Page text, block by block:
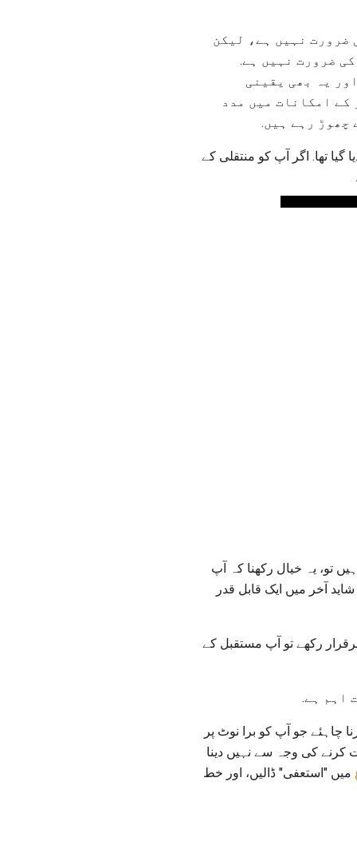
ضرورت نہیں ہے، لیکن
ضرورت نہیں ہے.
یہ بھی یقینی
کے امکانات میں مدد
چھوڑ رہے ہیں.
تھا. اگر آپ کو منتقلی کے
تو، یہ خیال رکھنا کہ آپ
آخر میں ایک قابل قدر
رکھے تو آپ مستقبل کے
اہم ہے.
چاہئے جو آپ کو برا نوٹ پر
کرنے کی وجہ سے نہیں دینا
میں "استعفی" ڈالیں، اور خط